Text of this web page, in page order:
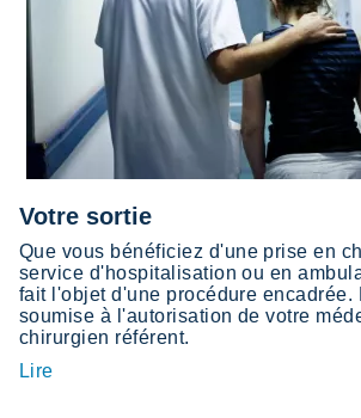
Votre sortie
Que vous bénéficiez d'une prise en
service d'hospitalisation ou en
fait l'objet d'une procédure encadrée.
soumise à l'autorisation de votre
chirurgien référent.
Lire